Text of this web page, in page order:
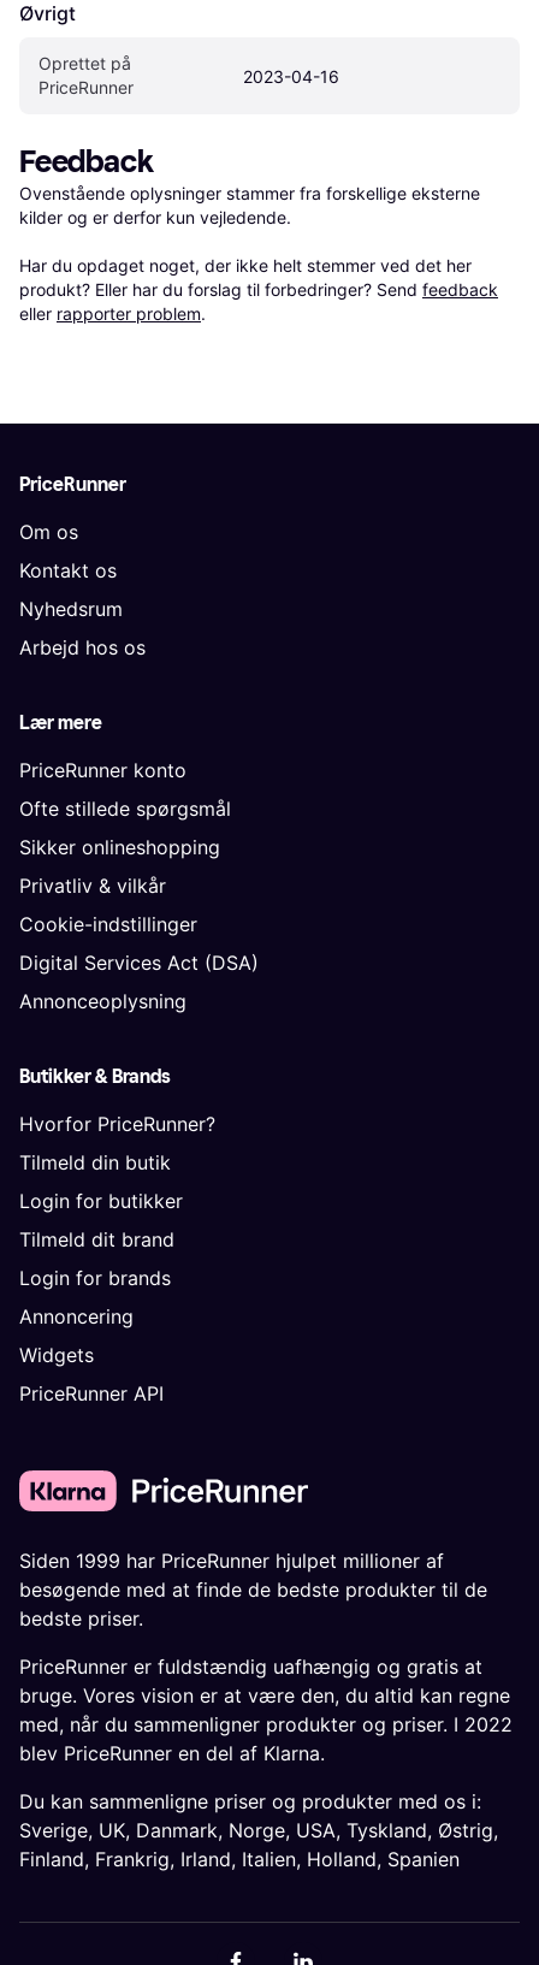
Øvrigt
Oprettet på
PriceRunner
2023-04-16
Feedback
Ovenstående oplysninger stammer fra forskellige eksterne
kilder og er derfor kun vejledende.
Har du opdaget noget, der ikke helt stemmer ved det her
produkt? Eller har du forslag til forbedringer? Send feedback
eller rapporter problem.
PriceRunner
Om os
Kontakt os
Nyhedsrum
Arbejd hos os
Lær mere
PriceRunner konto
Ofte stillede spørgsmål
Sikker onlineshopping
Privatliv & vilkår
Cookie-indstillinger
Digital Services Act (DSA)
Annonceoplysning
Butikker & Brands
Hvorfor PriceRunner?
Tilmeld din butik
Login for butikker
Tilmeld dit brand
Login for brands
Annoncering
Widgets
PriceRunner API
Siden 1999 har PriceRunner hjulpet millioner af
besøgende med at finde de bedste produkter til de
bedste priser.
PriceRunner er fuldstændig uafhængig og gratis at
bruge. Vores vision er at være den, du altid kan regne
med, når du sammenligner produkter og priser. I 2022
blev PriceRunner en del af Klarna.
Du kan sammenligne priser og produkter med os i:
Sverige, UK, Danmark, Norge, USA, Tyskland, Østrig,
Finland, Frankrig, Irland, Italien, Holland, Spanien